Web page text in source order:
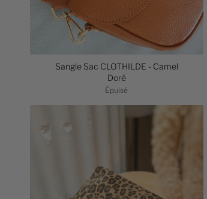
Sangle Sac CLOTHILDE - Camel
Doré
Épuisé